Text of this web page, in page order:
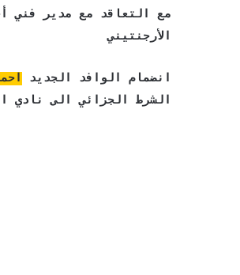
مع التعاقد مع مدير فني
الأرجنتيني
انضمام الوافد الجديد
الشرط الجزائي الى نادي